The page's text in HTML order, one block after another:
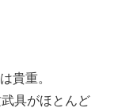
貴重。
具がほとんど